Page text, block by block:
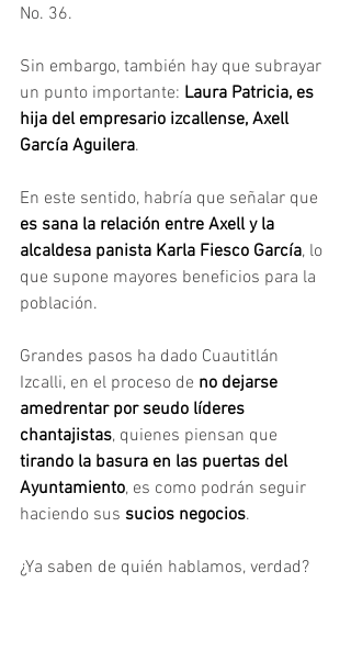
No. 36.
Sin embargo, también hay que subrayar
un punto importante: Laura Patricia, es
hija del empresario izcallense, Axell
García Aguilera.
En este sentido, habría que señalar que
es sana la relación entre Axell y la
alcaldesa panista Karla Fiesco García, lo
que supone mayores beneficios para la
población.
Grandes pasos ha dado Cuautitlán
Izcalli, en el proceso de no dejarse
amedrentar por seudo líderes
chantajistas, quienes piensan que
tirando la basura en las puertas del
Ayuntamiento, es como podrán seguir
haciendo sus sucios negocios.
¿Ya saben de quién hablamos, verdad?